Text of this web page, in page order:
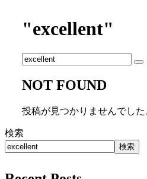
"excellent"
NOT FOUND
投稿が見つかりませんでした
検索
検索